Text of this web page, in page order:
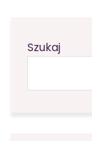
Szukaj